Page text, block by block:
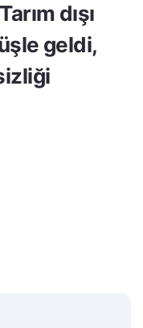
dışı
geldi,